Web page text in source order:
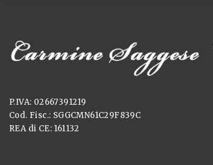
P.IVA: 02667391219
Cod. Fisc.: SGGCMN61C29F839C
REA di CE: 161132